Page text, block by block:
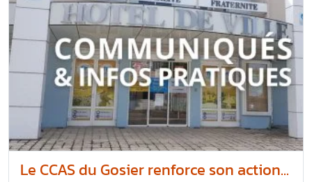
Le CCAS du Gosier renforce son action...